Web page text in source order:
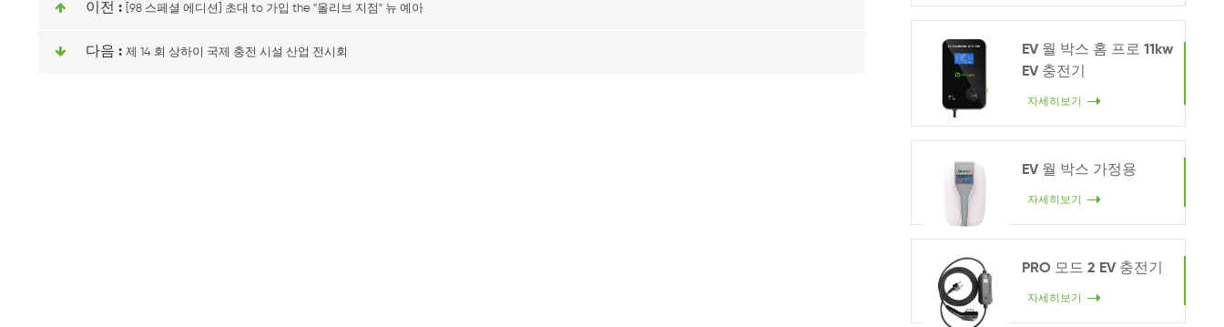
EV 월 박스 홈 프로 11kw
EV 충전기
자세히보기
EV 월 박스 가정용
자세히보기
PRO 모드 2 EV 충전기
자세히보기
이전 : [98 스페셜 에디션] 초대 to 가입 the "올리브 지점" 뉴 예아
다음 : 제 14 회 상하이 국제 충전 시설 산업 전시회